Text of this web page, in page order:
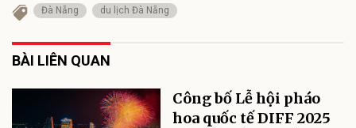
Đà Nẵng du lịch Đà Nẵng
BÀI LIÊN QUAN
hoa‏‏ ‏‏quốc tế‏‏ ‏‏DIFF 2025